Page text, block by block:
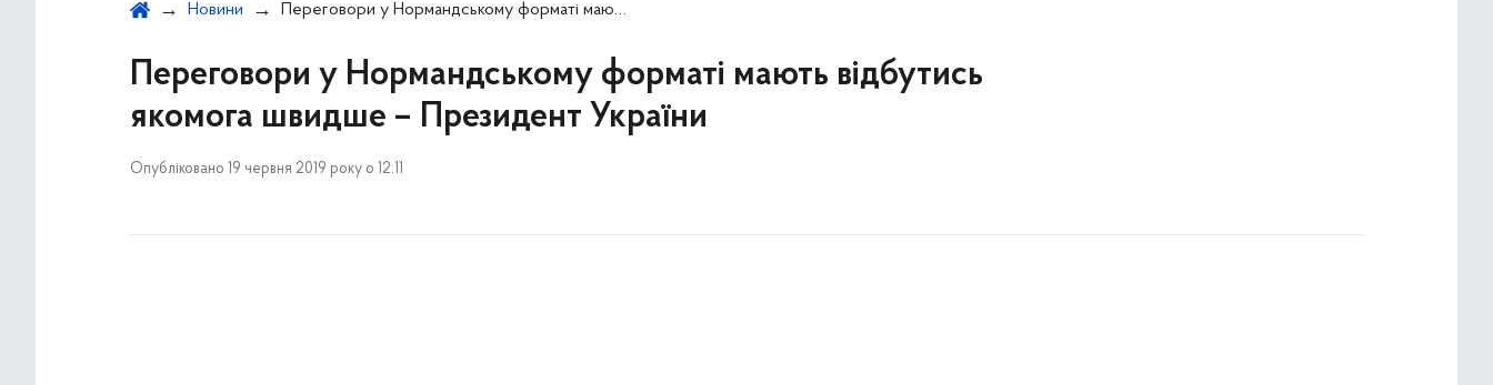
Новини Переговори у Нормандському форматі мають відбутись якомога швидше – Президент України
Переговори у Нормандському форматі мають відбутись
якомога швидше – Президент України
Опубліковано 19 червня 2019 року о 12:11